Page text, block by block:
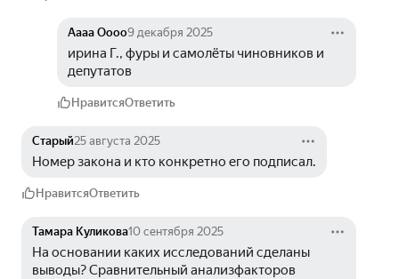
Аааа Оооо9 декабря 2025
ирина Г., фуры и самолёты чиновников и
депутатов
НравитсяОтветить
Старый25 августа 2025
Номер закона и кто конкретно его подписал.
НравитсяОтветить
Тамара Куликова10 сентября 2025
На основании каких исследований сделаны
выводы? Сравнительный анализфакторов